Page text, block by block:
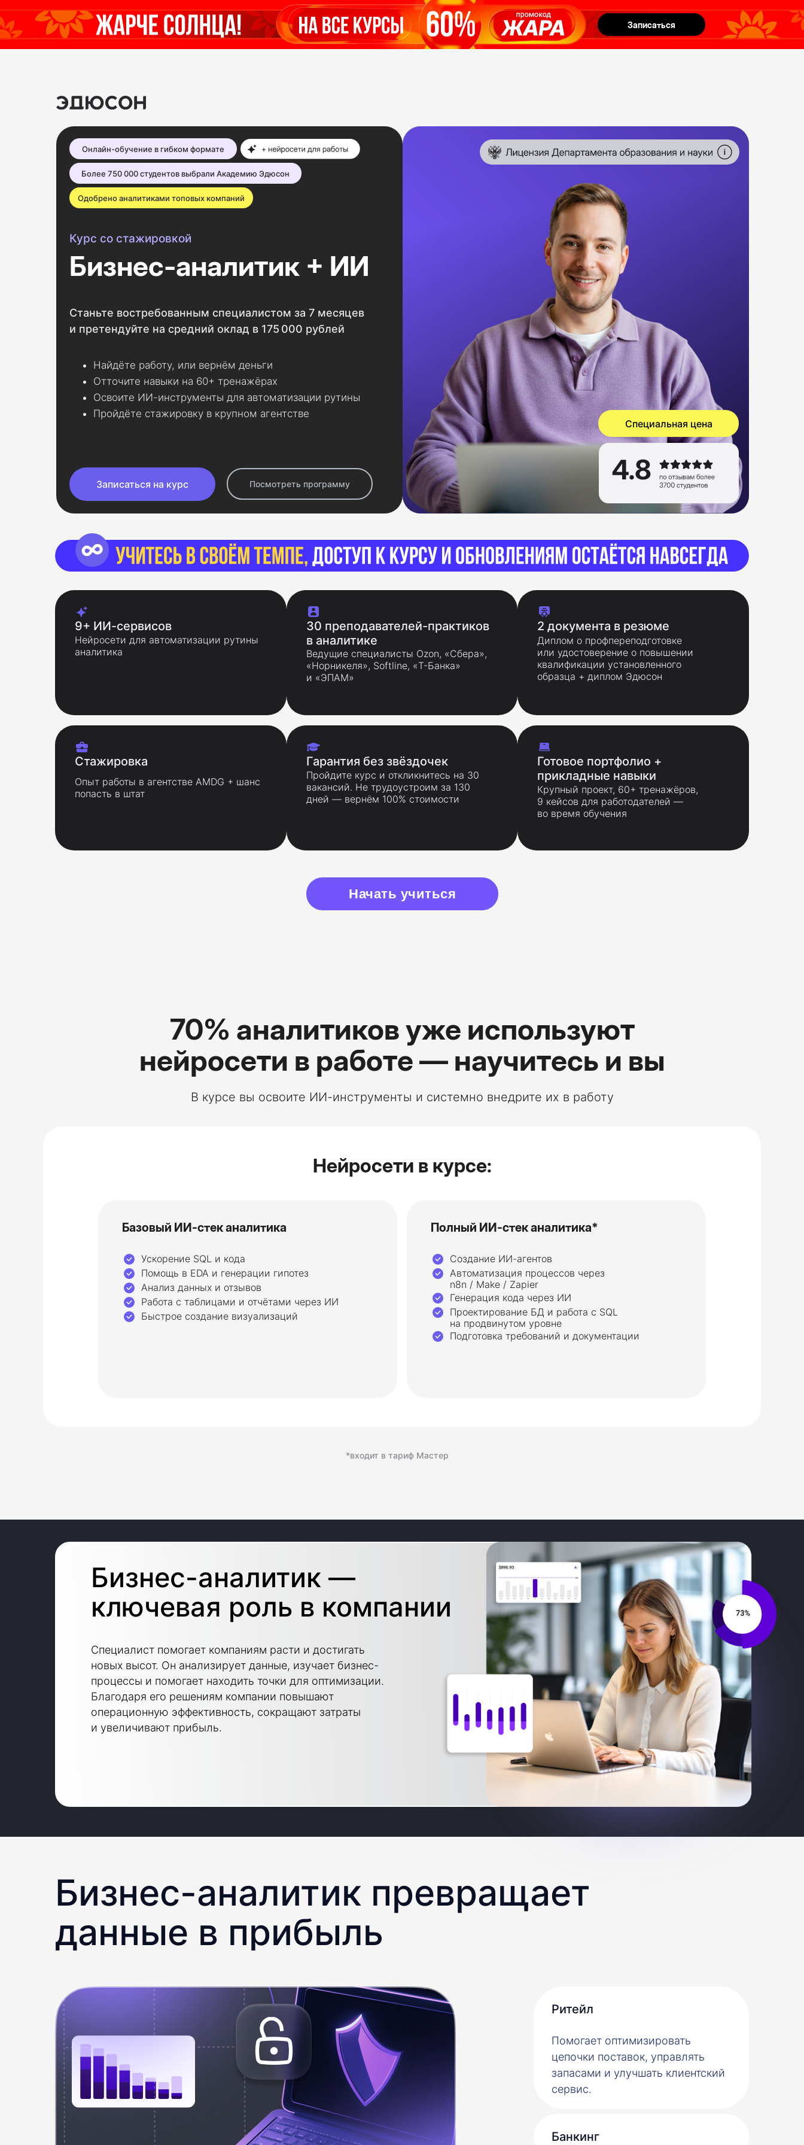
Записаться
Записаться
Записаться на курс Посмотреть программу
Онлайн-обучение в гибком формате
Одобрено аналитиками топовых компаний
Более 750 000 студентов выбрали Академию Эдюсон
Специальная цена
Бизнес-аналитик + ИИ
Курс со стажировкой
Найдёте работу, или вернём деньги
Отточите навыки на 60+ тренажёрах
Освоите ИИ-инструменты для автоматизации рутины
Пройдёте стажировку в крупном агентстве
Станьте востребованным специалистом за 7 месяцев
и претендуйте на средний оклад в 175 000 рублей
Начать учиться
9+ ИИ-сервисов
Нейросети для автоматизации рутины
аналитика
30 преподавателей-практиков
в аналитике
Ведущие специалисты Ozon, «Сбера»,
«Норникеля», Softline, «Т-Банка»
и «ЭПАМ»
2 документа в резюме
Диплом о профпереподготовке
или удостоверение о повышении
квалификации установленного
образца + диплом Эдюсон
Стажировка
Опыт работы в агентстве AMDG + шанс
попасть в штат
Гарантия без звёздочек
Пройдите курс и откликнитесь на 30
вакансий. Не трудоустроим за 130
дней — вернём 100% стоимости
Готовое портфолио +
прикладные навыки
Крупный проект, 60+ тренажёров,
9 кейсов для работодателей —
во время обучения
Нейросети в курсе:
В курсе вы освоите ИИ-инструменты и системно внедрите их в работу
70% аналитиков уже используют
нейросети в работе — научитесь и вы
Ускорение SQL и кода
Помощь в EDA и генерации гипотез
Анализ данных и отзывов
Работа с таблицами и отчётами через ИИ
Быстрое создание визуализаций
Базовый ИИ-стек аналитика
Создание ИИ-агентов
Автоматизация процессов через
n8n / Make / Zapier
Генерация кода через ИИ
Проектирование БД и работа с SQL
на продвинутом уровне
Подготовка требований и документации
Полный ИИ-стек аналитика*
*входит в тариф Мастер
Бизнес-аналитик —
ключевая роль в компании
Специалист помогает компаниям расти и достигать
новых высот. Он анализирует данные, изучает бизнес-
процессы и помогает находить точки для оптимизации.
Благодаря его решениям компании повышают
операционную эффективность, сокращают затраты
и увеличивают прибыль.
Бизнес-аналитик превращает
данные в прибыль
Рит ейл
Помогает оптимизировать
цепочки поставок, управлять
запасами и улучшать клиентский
сервис.
Банки нг